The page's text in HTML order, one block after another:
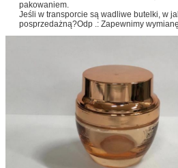
pakowaniem.
Jeśli w transporcie są wadliwe butelki, w
posprzedażną?Odp .: Zapewnimy